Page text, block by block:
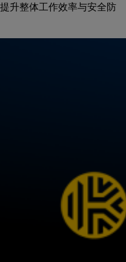
升整体工作效率与安全防